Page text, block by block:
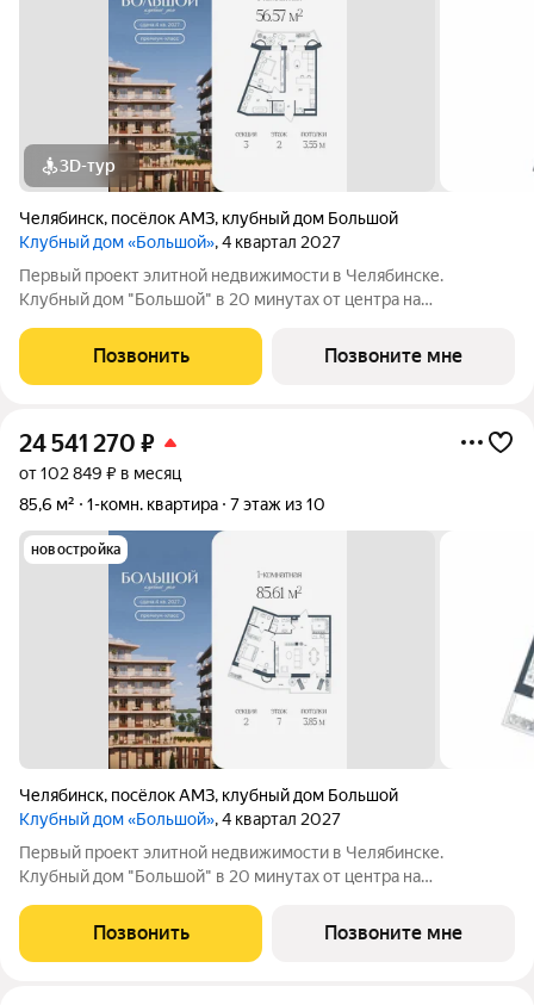
3D-тур
Челябинск, посёлок АМЗ, клубный дом Большой
Клубный дом «Большой», 4 квартал 2027
Первый проект элитной недвижимости в Челябинске.
Клубный дом "Большой" в 20 минутах от центра на
это единственное место в городе, где открывается
потрясающий вид на Шершнёвское водохранилище.
Позвонить Позвоните мне
24 541 270 ₽
от 102 849 ₽ в месяц
85,6 м²
1-комн. квартира 7 этаж из 10
новостройка
Челябинск, посёлок АМЗ, клубный дом Большой
Клубный дом «Большой», 4 квартал 2027
Первый проект элитной недвижимости в Челябинске.
Клубный дом "Большой" в 20 минутах от центра на
это единственное место в городе, где открывается
потрясающий вид на Шершнёвское водохранилище.
Позвонить Позвоните мне